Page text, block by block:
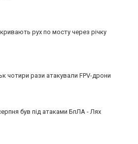
рух по мосту через річку
чотири рази атакували FPV-дрони
був під атаками БпЛА - Лях